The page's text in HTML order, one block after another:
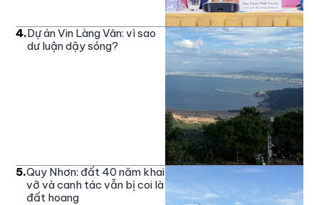
4.Dự án Vin Làng Vân: vì sao
dư luận dậy sóng?
5.Quy Nhơn: đất 40 năm khai
vỡ và canh tác vẫn bị coi là
đất hoang